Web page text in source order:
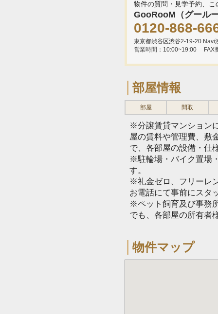
物件の質問・見学予約、
GooRooM（グール
0120-868-
東京都渋谷区渋谷2-19-20 Navi
営業時間：10:00~19:00
FAX
部屋情報
部屋 間取
※分譲賃貸マンション
屋の賃料や管理費、敷
で、各部屋の設備・仕
※駐輪場・バイク置場
す。
※礼金ゼロ、フリーレ
お電話にて事前にスタ
※ペット飼育及び事務
でも、各部屋の所有者
物件マップ